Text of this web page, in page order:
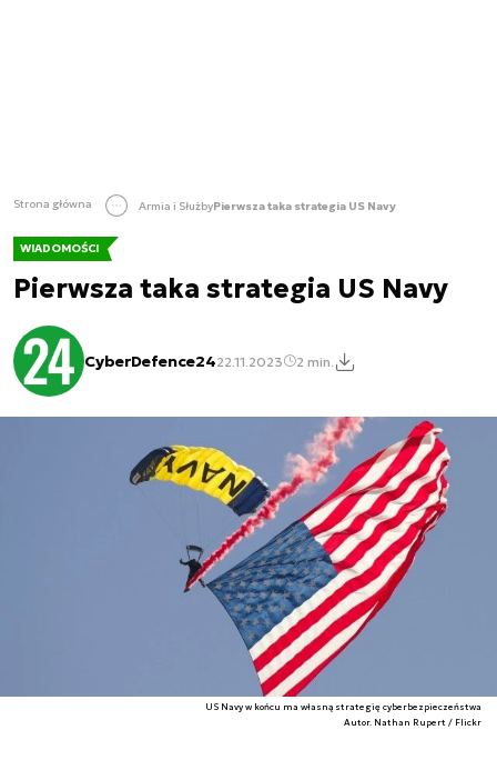
Strona główna Armia i SłużbyPierwsza taka strategia US Navy
WIADOMOŚCI
Pierwsza taka strategia US Navy
CyberDefence2422.11.2023 2 min.
US Navy w końcu ma własną strategię cyberbezpieczeństwa
Autor. Nathan Rupert / Flickr